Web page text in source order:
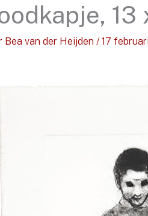
Bea van der Heijden / 17